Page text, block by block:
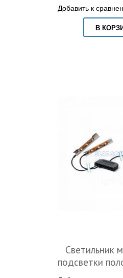
Добавить к
В
Светильник
подсветки